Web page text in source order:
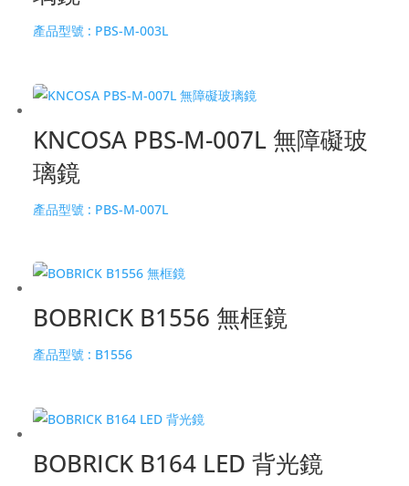
產品型號 : PBS-M-003L
KNCOSA PBS-M-007L 無障礙玻
璃鏡
產品型號 : PBS-M-007L
BOBRICK B1556 無框鏡
產品型號 : B1556
BOBRICK B164 LED 背光鏡